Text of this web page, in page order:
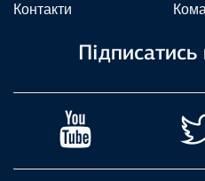
Контакти